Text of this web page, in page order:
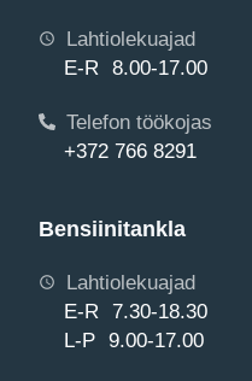
Lahtiolekuajad
E-R 8.00-17.00
Telefon töökojas
+372 766 8291
Bensiinitankla
Lahtiolekuajad
E-R 7.30-18.30
L-P 9.00-17.00